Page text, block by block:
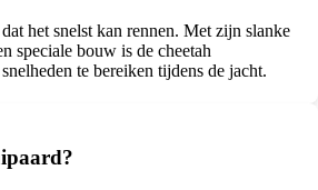
het snelst kan rennen. Met zijn slanke
speciale bouw is de cheetah
te bereiken tijdens de jacht.